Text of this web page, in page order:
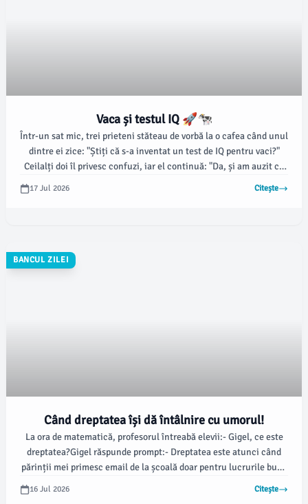
Vaca și testul IQ 🚀🐄
Într-un sat mic, trei prieteni stăteau de vorbă la o cafea când unul
dintre ei zice: "Știți că s-a inventat un test de IQ pentru vaci?"
Ceilalți doi îl privesc confuzi, iar el continuă: "Da, și am auzit că
17 Jul 2026 Citește
BANCUL ZILEI
Când dreptatea își dă întâlnire cu umorul!
La ora de matematică, profesorul întreabă elevii:- Gigel, ce este
dreptatea?Gigel răspunde prompt:- Dreptatea este atunci când
părinții mei primesc email de la școală doar pentru lucrurile bune
16 Jul 2026 Citește